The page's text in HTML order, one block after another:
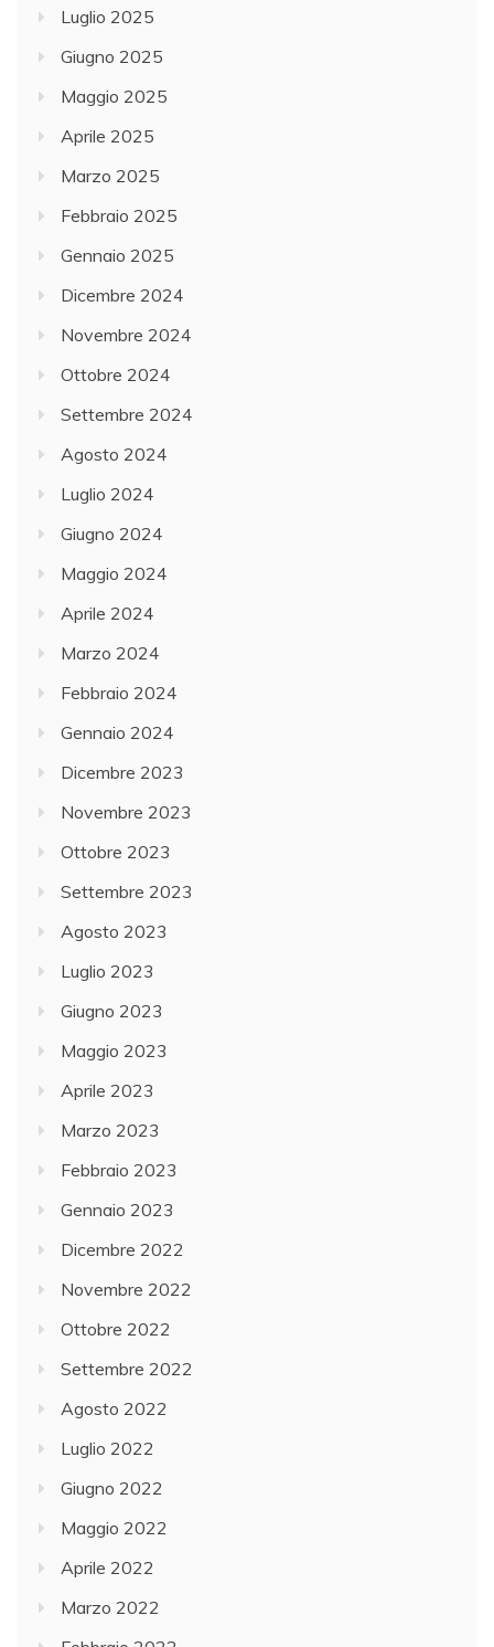
Luglio 2025
Giugno 2025
Maggio 2025
Aprile 2025
Marzo 2025
Febbraio 2025
Gennaio 2025
Dicembre 2024
Novembre 2024
Ottobre 2024
Settembre 2024
Agosto 2024
Luglio 2024
Giugno 2024
Maggio 2024
Aprile 2024
Marzo 2024
Febbraio 2024
Gennaio 2024
Dicembre 2023
Novembre 2023
Ottobre 2023
Settembre 2023
Agosto 2023
Luglio 2023
Giugno 2023
Maggio 2023
Aprile 2023
Marzo 2023
Febbraio 2023
Gennaio 2023
Dicembre 2022
Novembre 2022
Ottobre 2022
Settembre 2022
Agosto 2022
Luglio 2022
Giugno 2022
Maggio 2022
Aprile 2022
Marzo 2022